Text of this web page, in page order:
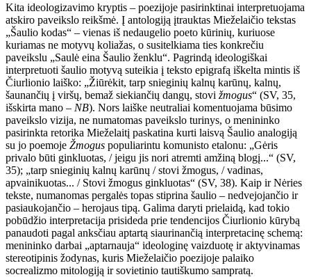
Kita ideologizavimo kryptis – poezijoje pasirinktinai interpretuojama
atskiro paveikslo reikšmė. Į antologiją įtrauktas Mieželaičio tekstas
„Šaulio kodas“ – vienas iš nedaugelio poeto kūrinių, kuriuose
kuriamas ne motyvų koliažas, o susitelkiama ties konkrečiu
paveikslu „Saulė eina Šaulio ženklu“. Pagrindą ideologiškai
interpretuoti šaulio motyvą suteikia į teksto epigrafą iškelta mintis iš
Čiurlionio laiško: „Žiūrėkit, tarp snieginių kalnų karūnų, kalnų,
šaunančių į viršų, bemaž siekiančių dangų, stovi žmogus“ (SV, 35,
išskirta mano – NB). Nors laiške neutraliai komentuojama būsimo
paveikslo vizija, ne numatomas paveikslo turinys, o menininko
pasirinkta retorika Mieželaitį paskatina kurti laisvą Šaulio analogiją
su jo poemoje Žmogus populiarintu komunisto etalonu: „Gėris
privalo būti ginkluotas, / jeigu jis nori atremti amžiną blogį...“ (SV,
35); „tarp snieginių kalnų karūnų / stovi žmogus, / vadinas,
apvainikuotas... / Stovi žmogus ginkluotas“ (SV, 38). Kaip ir Nėries
tekste, numanomas pergalės topas stiprina šaulio – nedvejojančio ir
pasiaukojančio – herojaus tipą. Galima daryti prielaidą, kad tokio
pobūdžio interpretacija prisideda prie tendencijos Čiurlionio kūrybą
panaudoti pagal anksčiau aptartą siaurinančią interpretacinę schemą:
menininko darbai „aptarnauja“ ideologinę vaizduotę ir aktyvinamas
stereotipinis žodynas, kuris Mieželaičio poezijoje palaiko
socrealizmo mitologiją ir sovietinio tautiškumo sampratą.